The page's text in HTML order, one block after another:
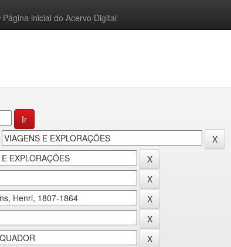
Página inicial do Acervo Digital